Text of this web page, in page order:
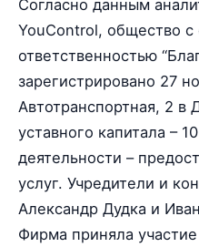
Согласно данным
YouControl, общество с
ответственностью
зарегистрировано 27
Автотранспортная, 2 в
уставного капитала –
деятельности –
услуг. Учредители и
Александр Дудка и
Фирма приняла